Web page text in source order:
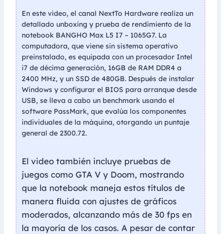
En este video, el canal NextTo Hardware realiza un
detallado unboxing y prueba de rendimiento de la
notebook BANGHO Max L5 I7 – 1065G7. La
computadora, que viene sin sistema operativo
preinstalado, es equipada con un procesador Intel
i7 de décima generación, 16GB de RAM DDR4 a
2400 MHz, y un SSD de 480GB. Después de instalar
Windows y configurar el BIOS para arranque desde
USB, se lleva a cabo un benchmark usando el
software PassMark, que evalúa los componentes
individuales de la máquina, otorgando un puntaje
general de 2300.72.
El video también incluye pruebas de
juegos como GTA V y Doom, mostrando
que la notebook maneja estos títulos de
manera fluida con ajustes de gráficos
moderados, alcanzando más de 30 fps en
la mayoría de los casos. A pesar de contar